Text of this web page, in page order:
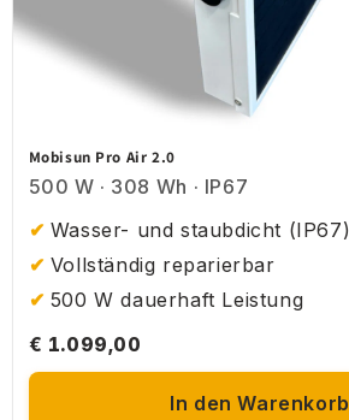
Mobisun Pro Air 2.0
500 W · 308 Wh · IP67
Wasser- und staubdicht (IP67)
Vollständig reparierbar
500 W dauerhaft Leistung
€ 1.099,00
In den Warenkorb